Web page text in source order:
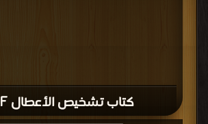
كتاب تشخيص الأعطال PDF